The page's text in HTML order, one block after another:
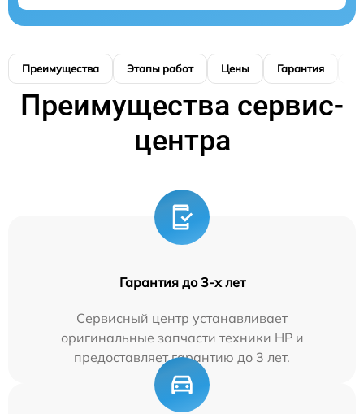
Преимущества Этапы работ Цены Гарантия
Преимущества сервис-
центра
Гарантия до 3-х лет
Сервисный центр устанавливает
оригинальные запчасти техники HP и
предоставляет гарантию до 3 лет.